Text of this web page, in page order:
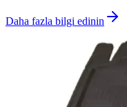
Daha fazla bilgi edinin